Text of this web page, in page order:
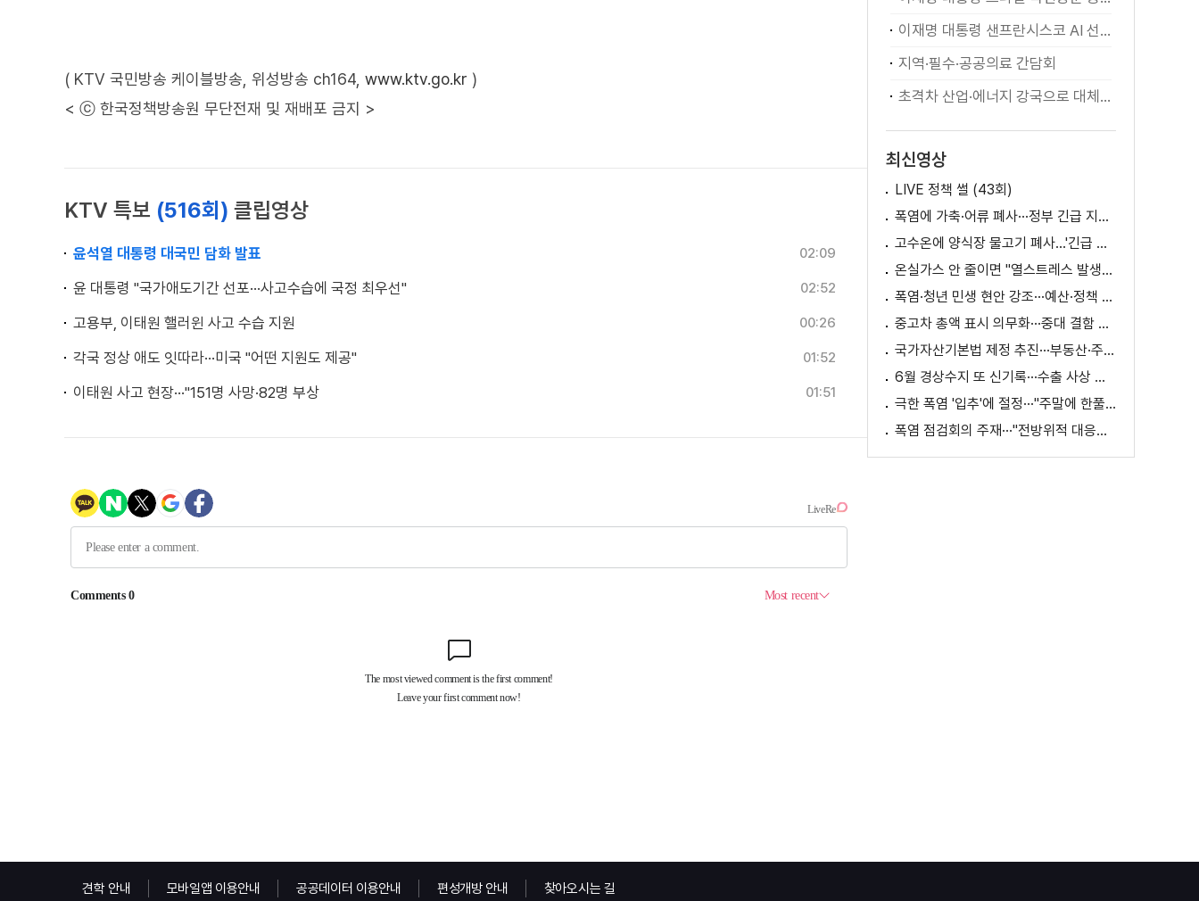
( KTV 국민방송 케이블방송, 위성방송 ch164, www.ktv.go.kr )
< ⓒ 한국정책방송원 무단전재 및 재배포 금지 >
KTV 특보 (516회) 클립영상
윤석열 대통령 대국민 담화 발표 02:09
윤 대통령 "국가애도기간 선포···사고수습에 국정 최우선" 02:52
고용부, 이태원 핼러윈 사고 수습 지원 00:26
각국 정상 애도 잇따라···미국 "어떤 지원도 제공" 01:52
이태원 사고 현장···"151명 사망·82명 부상 01:51
이재명 대통령 샌프란시스코 AI 선언
지역·필수·공공의료 간담회
초격차 산업·에너지 강국으로 대체불가 대한민국 이재명 대통령 모두말씀
최신영상
LIVE 정책 썰 (43회)
폭염에 가축·어류 폐사···정부 긴급 지원책 마련
고수온에 양식장 물고기 폐사...'긴급 방류' 지원
온실가스 안 줄이면 "열스트레스 발생일 29배 증가"
폭염·청년 민생 현안 강조···예산·정책 방향 제시
중고차 총액 표시 의무화···중대 결함 시 '계약 해제'
국가자산기본법 제정 추진···부동산·주식 등 통합 관리
6월 경상수지 또 신기록···수출 사상 첫 1천억 달러
극한 폭염 '입추'에 절정···"주말에 한풀 꺾인다"
폭염 점검회의 주재···"전방위적 대응체계 가동"
견학 안내 모바일앱 이용안내 공공데이터 이용안내 편성개방 안내 찾아오시는 길